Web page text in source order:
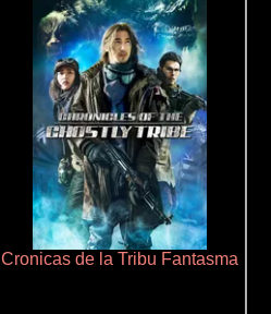
Cronicas de la Tribu Fantasma